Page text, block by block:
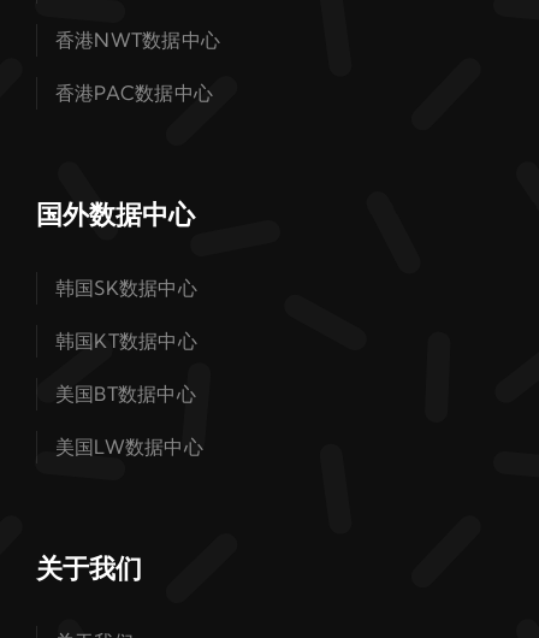
香港NWT数据中心
香港PAC数据中心
国外数据中心
韩国SK数据中心
韩国KT数据中心
美国BT数据中心
美国LW数据中心
关于我们